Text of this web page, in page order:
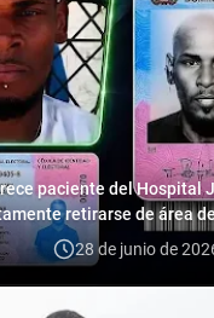
paciente del Hospital
retirarse de área
28 de junio de